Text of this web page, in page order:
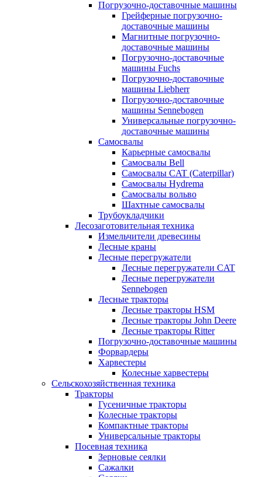
Погрузочно-доставочные машины
Грейферные погрузочно-
доставочные машины
Магнитные погрузочно-
доставочные машины
Погрузочно-доставочные
машины Fuchs
Погрузочно-доставочные
машины Liebherr
Погрузочно-доставочные
машины Sennebogen
Универсальные погрузочно-
доставочные машины
Самосвалы
Карьерные самосвалы
Самосвалы Bell
Самосвалы CAT (Caterpillar)
Самосвалы Hydrema
Самосвалы вольво
Шахтные самосвалы
Трубоукладчики
Лесозаготовительная техника
Измельчители древесины
Лесные краны
Лесные перегружатели
Лесные перегружатели CAT
Лесные перегружатели
Sennebogen
Лесные тракторы
Лесные тракторы HSM
Лесные тракторы John Deere
Лесные тракторы Ritter
Погрузочно-доставочные машины
Форвардеры
Харвестеры
Колесные харвестеры
Сельскохозяйственная техника
Тракторы
Гусеничные тракторы
Колесные тракторы
Компактные тракторы
Универсальные тракторы
Посевная техника
Зерновые сеялки
Сажалки